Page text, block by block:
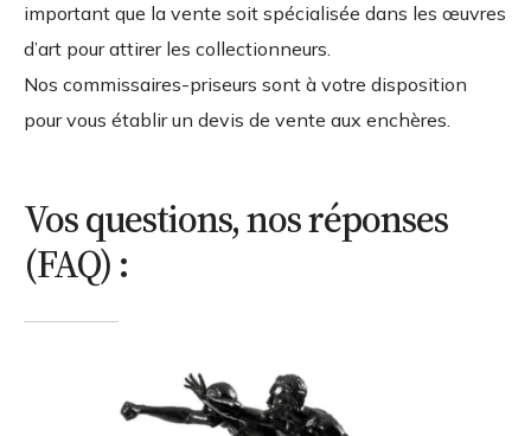
important que la vente soit spécialisée dans les œuvres
d’art pour attirer les collectionneurs.
Nos commissaires-priseurs sont à votre disposition
pour vous établir un devis de vente aux enchères.
Vos questions, nos réponses
(FAQ) :